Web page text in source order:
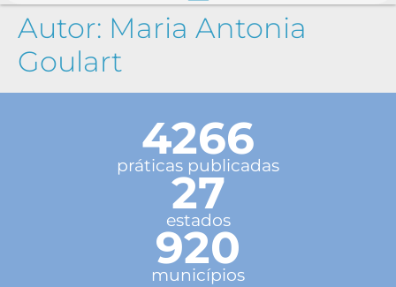
Autor: Maria Antonia
Goulart
4266
práticas publicadas
27
estados
920
municípios